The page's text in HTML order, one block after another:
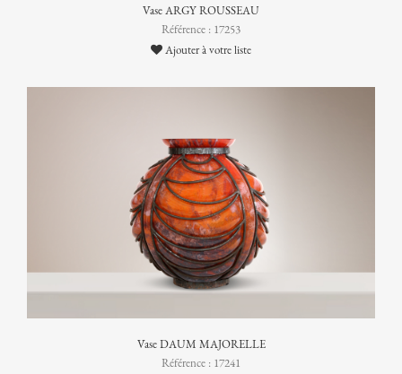
Vase ARGY ROUSSEAU
Référence : 17253
Ajouter à votre liste
Vase DAUM MAJORELLE
Référence : 17241